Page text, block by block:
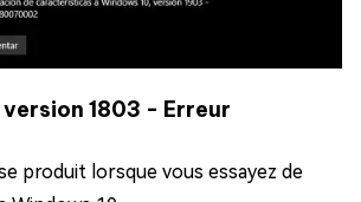
1803 - Erreur
produit lorsque vous essayez de